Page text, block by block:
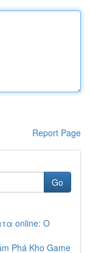
Report Page
Go
online: Ο
Phá Kho Game